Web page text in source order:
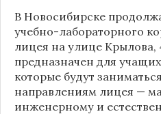
В Новосибирске
учебно-лабораторного
лицея на улице Крылова,
предназначен для
которые будут
направлениям лицея —
инженерному и